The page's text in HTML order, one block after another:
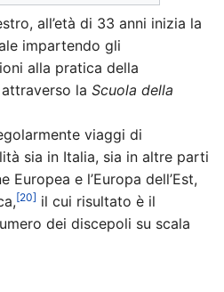
all’età di 33 anni inizia la
impartendo gli
alla pratica della
la Scuola della
viaggi di
sia in Italia, sia in altre parti
Europea e l’Europa dell’Est,
[20] il cui risultato è il
dei discepoli su scala